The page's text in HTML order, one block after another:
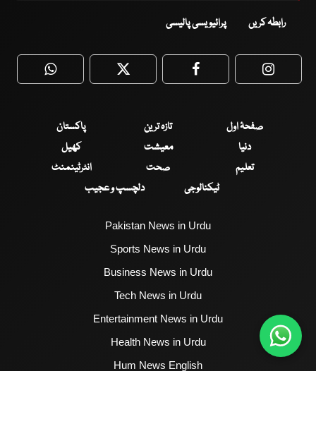
رابطہ کریں پرائیویسی پالیسی
WhatsApp Twitter Facebook
صفحۂ اول تازہ ترین
پاکستان
دنیا
معیشت
کھیل
تعلیم
صحت
انٹرٹینمنٹ
ٹیکنالوجی
دلچسپ و عجیب
Pakistan News in Urdu
Sports News in Urdu
Business News in Urdu
Tech News in Urdu
Entertainment News in Urdu
Health News in Urdu
Hum News English